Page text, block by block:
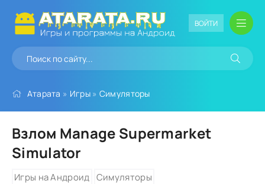
ВОЙТИ
Атарата » Игры» Симуляторы
Взлом Manage Supermarket
Simulator
Игры на Андроид Симуляторы